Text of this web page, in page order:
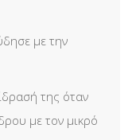
με την
της όταν
με τον μικρό